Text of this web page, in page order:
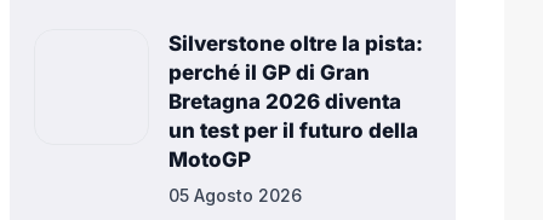
Silverstone oltre la pista:
perché il GP di Gran
Bretagna 2026 diventa
un test per il futuro della
MotoGP
05 Agosto 2026